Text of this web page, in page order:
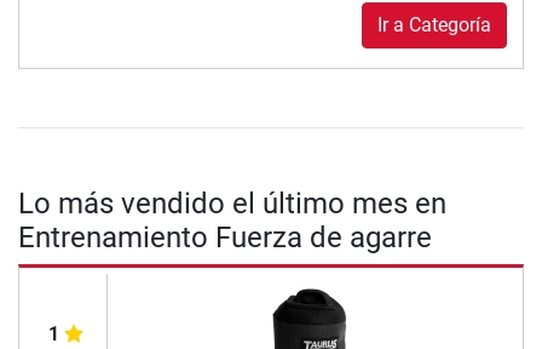
Ir a Categoría
Lo más vendido el último mes en
Entrenamiento Fuerza de agarre
1